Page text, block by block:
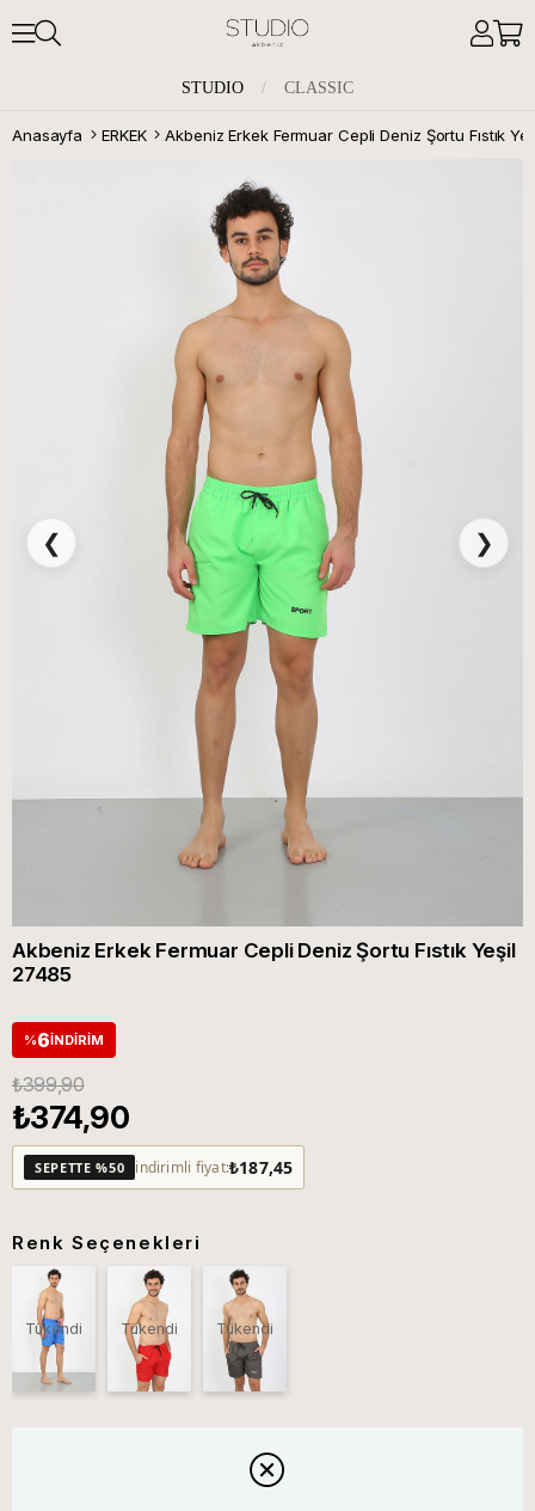
STUDIO / CLASSIC
Anasayfa ERKEK
❮ ❯
Akbeniz Erkek Fermuar Cepli Deniz Şortu Fıstık Yeşil
27485
%6İNDIRIM
₺399,90
₺374,90
SEPETTE %50 indirimli fiyat:₺187,45
Renk Seçenekleri
Tükendi Tükendi Tükendi